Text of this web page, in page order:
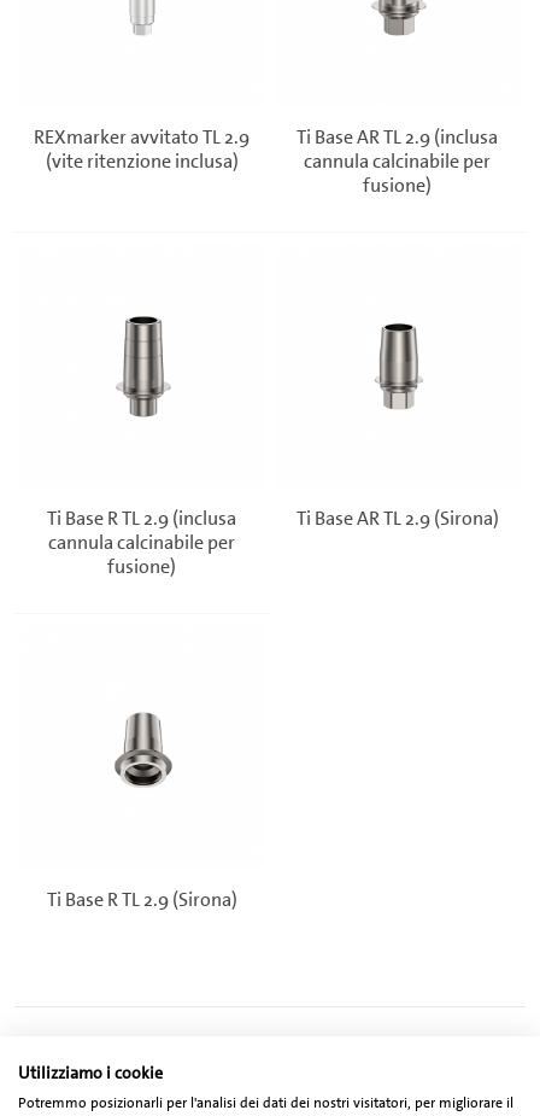
REXmarker avvitato TL 2.9
(vite ritenzione inclusa)
Ti Base AR TL 2.9 (inclusa
cannula calcinabile per
fusione)
Ti Base R TL 2.9 (inclusa
cannula calcinabile per
fusione)
Ti Base AR TL 2.9 (Sirona)
Ti Base R TL 2.9 (Sirona)
Utilizziamo i cookie
Potremmo posizionarli per l'analisi dei dati dei nostri visitatori, per migliorare il